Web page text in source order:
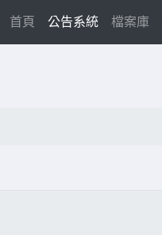
首頁 (current)
公告系統 檔案庫